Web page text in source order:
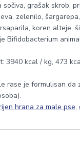
grašak skrob,
zelenilo,
koren alteje,
Bifidobacterium
3940 kcal / kg, 473
rase je formulisan
hrana za male pse,